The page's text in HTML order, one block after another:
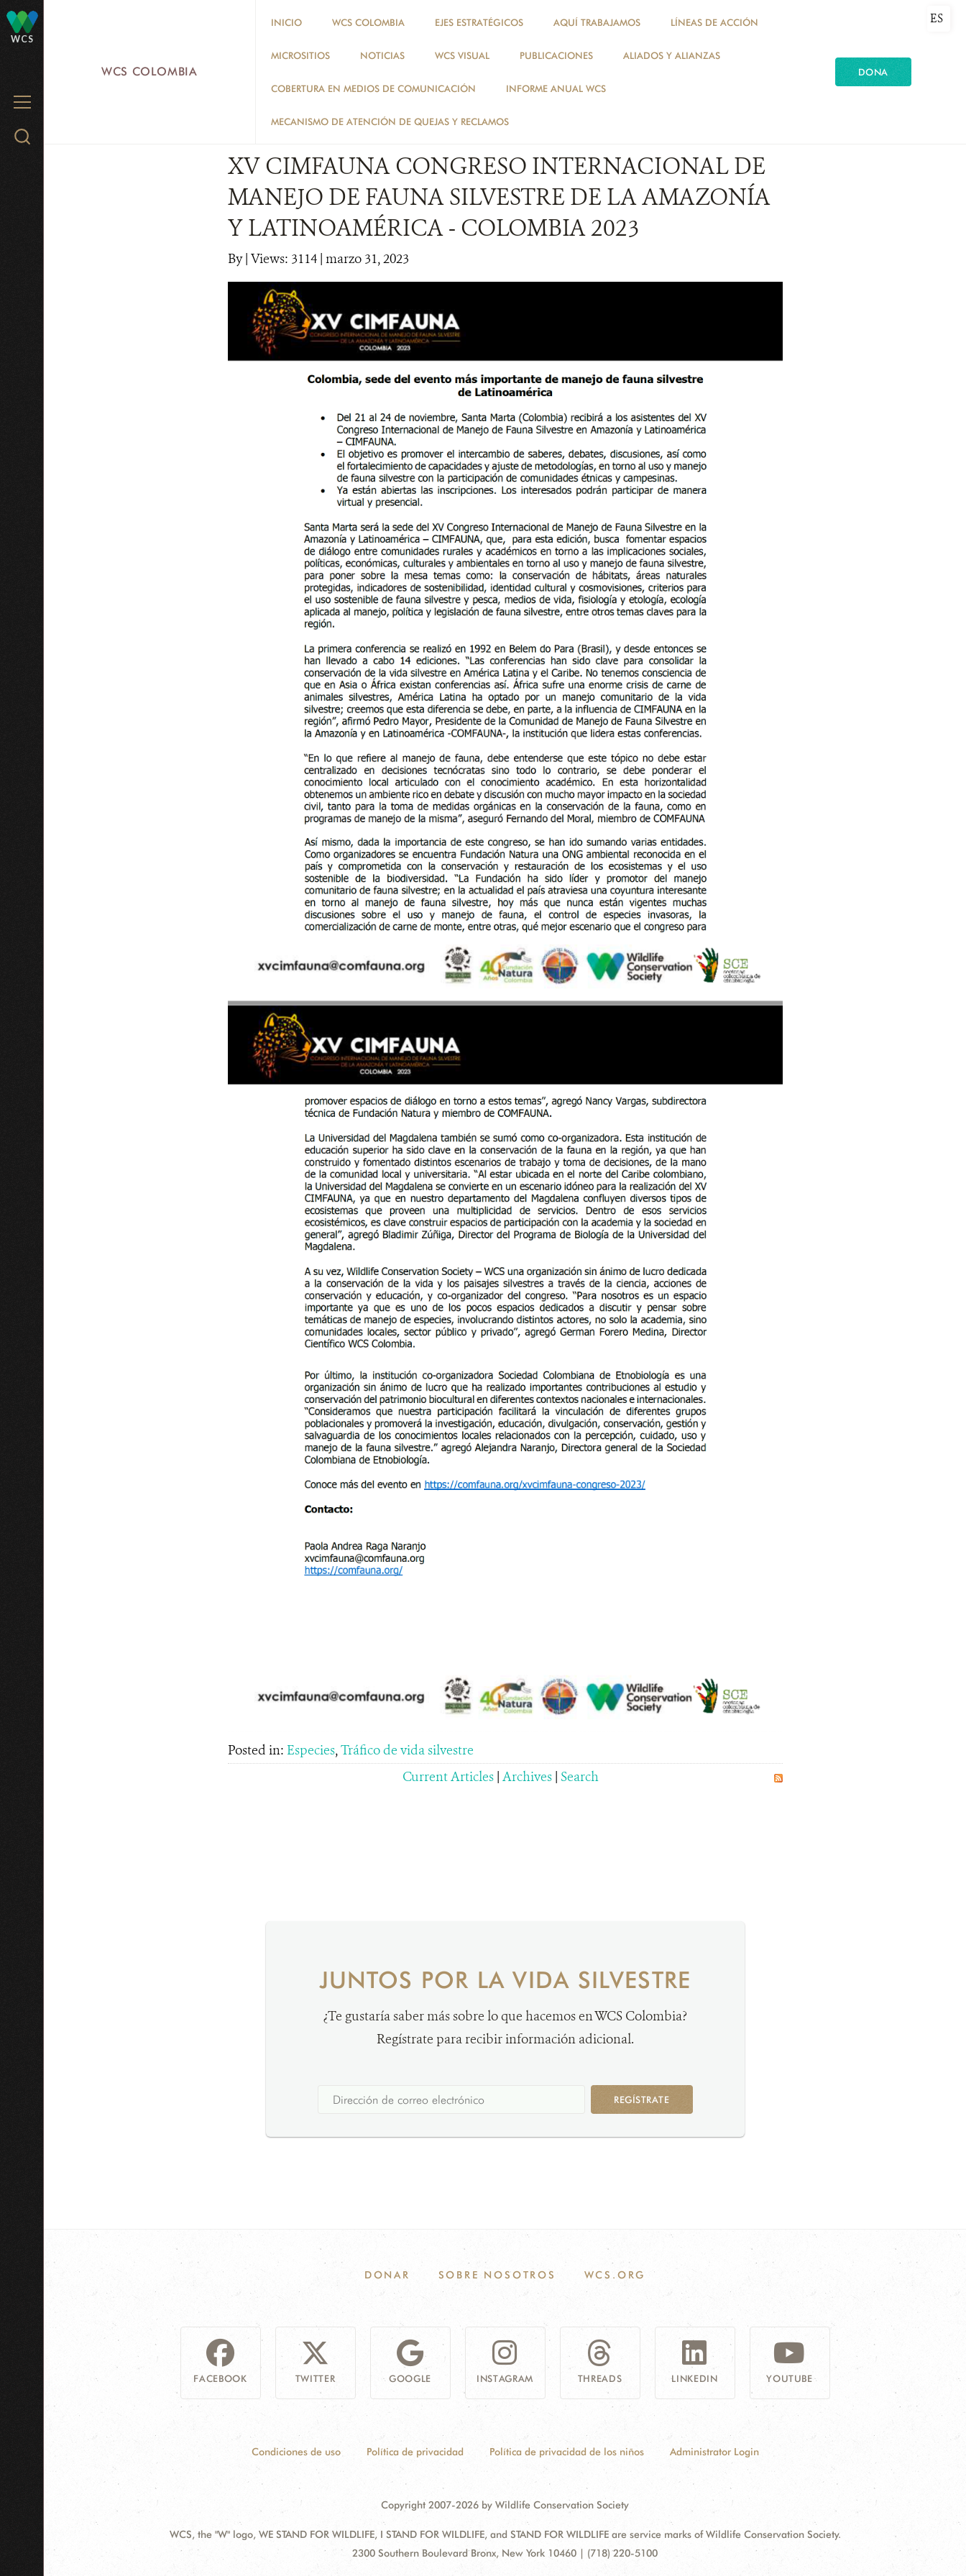
WCS
MENU
Search
WCS COLOMBIA
INICIO WCS COLOMBIA EJES ESTRATÉGICOS AQUÍ TRABAJAMOS LÍNEAS DE ACCIÓN
MICROSITIOS NOTICIAS WCS VISUAL PUBLICACIONES ALIADOS Y ALIANZAS
COBERTURA EN MEDIOS DE COMUNICACIÓN INFORME ANUAL WCS
MECANISMO DE ATENCIÓN DE QUEJAS Y RECLAMOS
DONA
ES
NOTICIAS
XV CIMFAUNA CONGRESO INTERNACIONAL DE
MANEJO DE FAUNA SILVESTRE DE LA AMAZONÍA
Y LATINOAMÉRICA - COLOMBIA 2023
By| Views: 3114| marzo 31, 2023
Posted in: Especies,Tráfico de vida silvestre
Current Articles | Archives | Search
JUNTOS POR LA VIDA SILVESTRE
¿Te gustaría saber más sobre lo que hacemos en WCS Colombia?
Regístrate para recibir información adicional.
REGÍSTRATE
DONAR SOBRE NOSOTROS WCS.ORG
FACEBOOK TWITTER GOOGLE INSTAGRAM THREADS LINKEDIN YOUTUBE
Condiciones de uso Política de privacidad Política de privacidad de los niños Administrator Login
Copyright 2007-2026 by Wildlife Conservation Society
WCS, the "W" logo, WE STAND FOR WILDLIFE, I STAND FOR WILDLIFE, and STAND FOR WILDLIFE are service marks of Wildlife Conservation Society.
Address:
2300 Southern Boulevard Bronx, New York 10460 | (718) 220-5100